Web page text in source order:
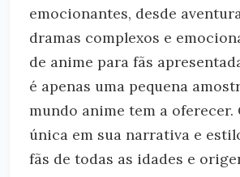
emocionantes, desde
dramas complexos e
de anime para fãs
é apenas uma pequena
mundo anime tem a oferecer.
única em sua narrativa e
fãs de todas as idades e